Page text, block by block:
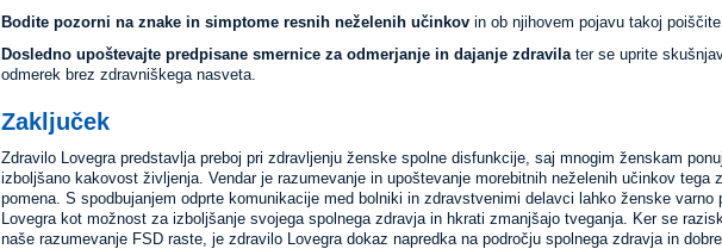
Bodite pozorni na znake in simptome resnih neželenih učinkov in ob njihovem pojavu takoj
Dosledno upoštevajte predpisane smernice za odmerjanje in dajanje zdravila ter se uprite
odmerek brez zdravniškega nasveta.
Zaključek
Zdravilo Lovegra predstavlja preboj pri zdravljenju ženske spolne disfunkcije, saj mnogim ženskam
izboljšano kakovost življenja. Vendar je razumevanje in upoštevanje morebitnih neželenih učinkov tega
pomena. S spodbujanjem odprte komunikacije med bolniki in zdravstvenimi delavci lahko ženske varno
Lovegra kot možnost za izboljšanje svojega spolnega zdravja in hkrati zmanjšajo tveganja. Ker se
naše razumevanje FSD raste, je zdravilo Lovegra dokaz napredka na področju spolnega zdravja in